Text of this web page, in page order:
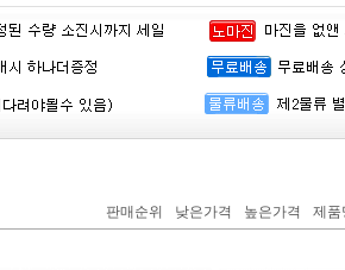
판매순위 낮은가격 높은가격 제품